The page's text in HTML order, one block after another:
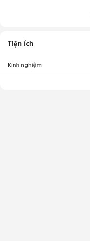
Tiện ích
Kinh nghiệm